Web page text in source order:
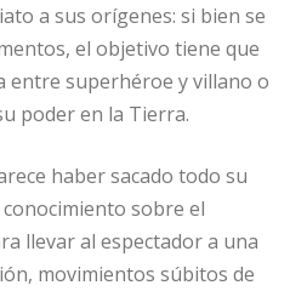
a sus orígenes: si bien se
el objetivo tiene que
entre superhéroe y villano o
poder en la Tierra.
haber sacado todo su
sobre el
llevar al espectador a una
movimientos súbitos de